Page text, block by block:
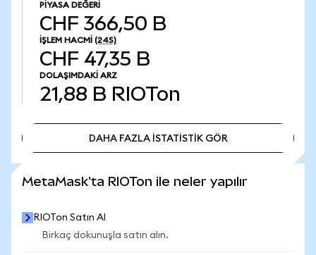
PIYASA DEĞERI
CHF 366,50 B
İŞLEM HACMI (24S)
CHF 47,35 B
DOLAŞIMDAKI ARZ
21,88 B RIOTon
DAHA FAZLA İSTATİSTİK GÖR
MetaMask'ta RIOTon ile neler yapılır
RIOTon Satın Al
Birkaç dokunuşla satın alın.